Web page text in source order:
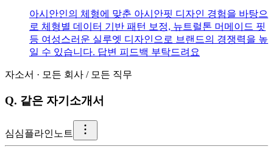
아시안인의 체형에 맞춘 아시안핏 디자인 경험을 바탕으
로 체형별 데이터 기반 패턴 보정, 뉴트럴톤 머메이드 핏
등 여성스러운 실루엣 디자인으로 브랜드의 경쟁력을 높
일 수 있습니다. 답변 피드백 부탁드려요
자소서 · 모든 회사 / 모든 직무
Q. 같은 자기소개서
심심플라인노트